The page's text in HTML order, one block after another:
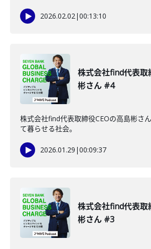
2026.02.02|00:13:10
株式会社find代表取
彬さん #4
株式会社find代表取締役CEOの高島彬さ
て暮らせる社会。
2026.01.29 |00:09:37
株式会社find代表取
彬さん #3